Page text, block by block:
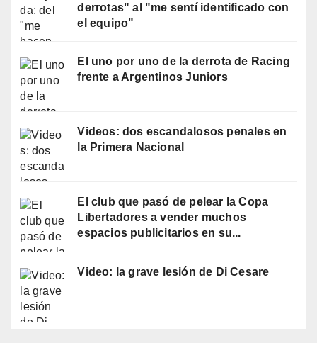
derrotas" al "me sentí identificado con
el equipo"
El uno por uno de la derrota de Racing
frente a Argentinos Juniors
Videos: dos escandalosos penales en
la Primera Nacional
El club que pasó de pelear la Copa
Libertadores a vender muchos
espacios publicitarios en su...
Video: la grave lesión de Di Cesare